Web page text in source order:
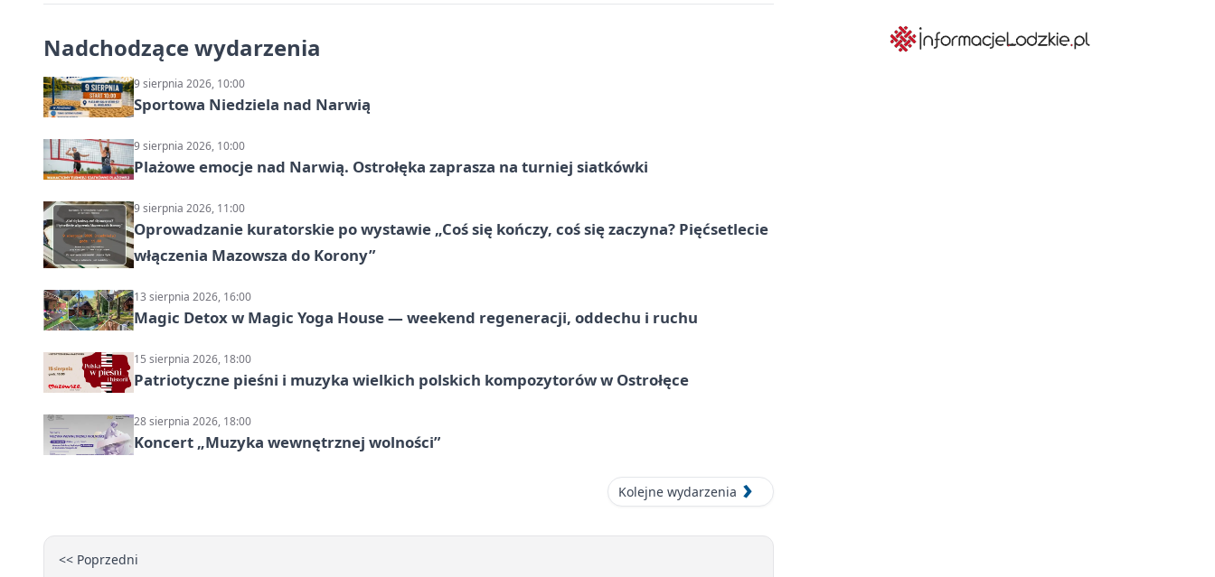
Nadchodzące wydarzenia
9 sierpnia 2026, 10:00
Sportowa Niedziela nad Narwią
9 sierpnia 2026, 10:00
Plażowe emocje nad Narwią. Ostrołęka zaprasza na turniej siatkówki
9 sierpnia 2026, 11:00
Oprowadzanie kuratorskie po wystawie „Coś się kończy, coś się zaczyna? Pięćsetlecie
włączenia Mazowsza do Korony”
13 sierpnia 2026, 16:00
Magic Detox w Magic Yoga House — weekend regeneracji, oddechu i ruchu
15 sierpnia 2026, 18:00
Patriotyczne pieśni i muzyka wielkich polskich kompozytorów w Ostrołęce
28 sierpnia 2026, 18:00
Koncert „Muzyka wewnętrznej wolności”
Kolejne wydarzenia
<< Poprzedni